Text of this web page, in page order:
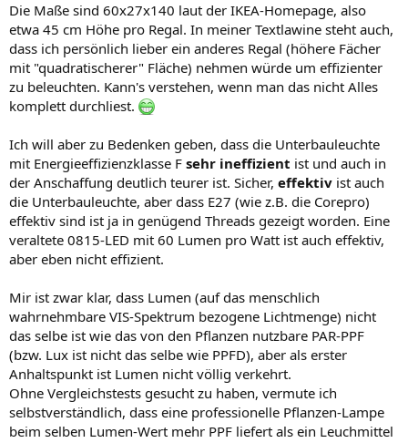
Die Maße sind 60x27x140 laut der IKEA-Homepage, also
etwa 45 cm Höhe pro Regal. In meiner Textlawine steht auch,
dass ich persönlich lieber ein anderes Regal (höhere Fächer
mit "quadratischerer" Fläche) nehmen würde um effizienter
zu beleuchten. Kann's verstehen, wenn man das nicht Alles
komplett durchliest.
Ich will aber zu Bedenken geben, dass die Unterbauleuchte
mit Energieeffizienzklasse F sehr ineffizient ist und auch in
der Anschaffung deutlich teurer ist. Sicher, effektiv ist auch
die Unterbauleuchte, aber dass E27 (wie z.B. die Corepro)
effektiv sind ist ja in genügend Threads gezeigt worden. Eine
veraltete 0815-LED mit 60 Lumen pro Watt ist auch effektiv,
aber eben nicht effizient.
Mir ist zwar klar, dass Lumen (auf das menschlich
wahrnehmbare VIS-Spektrum bezogene Lichtmenge) nicht
das selbe ist wie das von den Pflanzen nutzbare PAR-PPF
(bzw. Lux ist nicht das selbe wie PPFD), aber als erster
Anhaltspunkt ist Lumen nicht völlig verkehrt.
Ohne Vergleichstests gesucht zu haben, vermute ich
selbstverständlich, dass eine professionelle Pflanzen-Lampe
beim selben Lumen-Wert mehr PPF liefert als ein Leuchmittel